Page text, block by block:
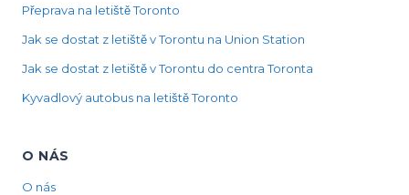
Přeprava na letiště Toronto
Jak se dostat z letiště v Torontu na Union Station
Jak se dostat z letiště v Torontu do centra Toronta
Kyvadlový autobus na letiště Toronto
O NÁS
O nás